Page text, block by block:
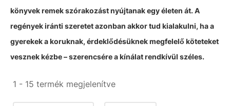
könyvek remek szórakozást nyújtanak egy életen át. A
regények iránti szeretet azonban akkor tud kialakulni, ha a
gyerekek a koruknak, érdeklődésüknek megfelelő köteteket
vesznek kézbe – szerencsére a kínálat rendkívül széles.
1 - 15 termék megjelenítve